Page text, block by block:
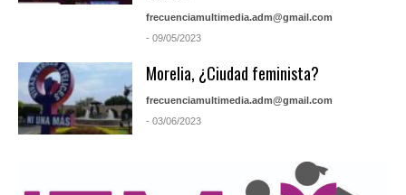
frecuenciamultimedia.adm@gmail.com
- 09/05/2023
Morelia, ¿Ciudad feminista?
frecuenciamultimedia.adm@gmail.com
- 03/06/2023